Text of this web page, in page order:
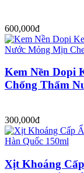
600,000đ
Kem Nền Dopi
Chống Thấm
300,000đ
Xịt Khoáng